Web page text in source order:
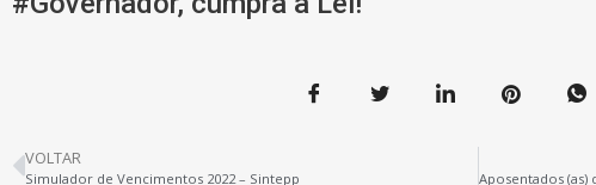
VOLTAR
Simulador de Vencimentos 2022 – Sintepp